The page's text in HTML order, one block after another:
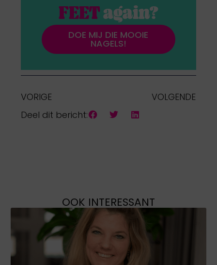
FEETagain?
DOE MIJ DIE MOOIE
NAGELS!
VORIGE
VOLGENDE
Deel dit bericht:
OOK INTERESSANT